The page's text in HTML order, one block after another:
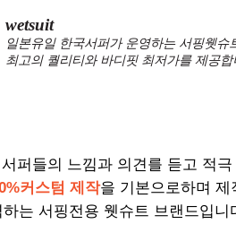
wetsuit
일본유일 한국서퍼가 운영하는 서핑웻
최고의 퀄리티와 바디핏 최저가를 제공합
퍼들의 느낌과 의견를 듣고 적
커스텀 제작을 기본으로하며
는 서핑전용 웻슈트 브랜드입니